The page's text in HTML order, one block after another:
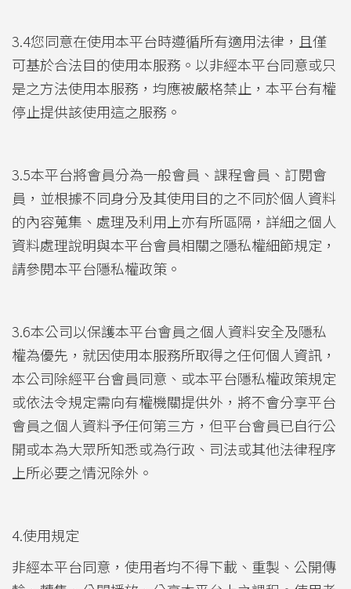
3.4您同意在使用本平台時遵循所有適用法律，且僅
可基於合法目的使用本服務。以非經本平台同意或只
是之方法使用本服務，均應被嚴格禁止，本平台有權
停止提供該使用這之服務。
3.5本平台將會員分為一般會員、課程會員、訂閱會
員，並根據不同身分及其使用目的之不同於個人資料
的內容蒐集、處理及利用上亦有所區隔，詳細之個人
資料處理說明與本平台會員相關之隱私權細節規定，
請參閱本平台隱私權政策。
3.6本公司以保護本平台會員之個人資料安全及隱私
權為優先，就因使用本服務所取得之任何個人資訊，
本公司除經平台會員同意、或本平台隱私權政策規定
或依法令規定需向有權機關提供外，將不會分享平台
會員之個人資料予任何第三方，但平台會員已自行公
開或本為大眾所知悉或為行政、司法或其他法律程序
上所必要之情況除外。
4.使用規定
非經本平台同意，使用者均不得下載、重製、公開傳